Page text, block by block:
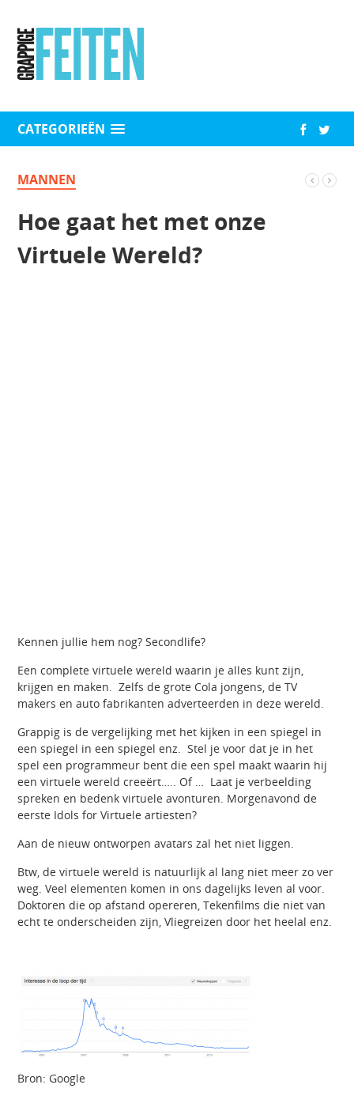
CATEGORIEËN
MANNEN
Hoe gaat het met onze
Virtuele Wereld?
Kennen jullie hem nog? Secondlife?
Een complete virtuele wereld waarin je alles kunt zijn,
krijgen en maken. Zelfs de grote Cola jongens, de TV
makers en auto fabrikanten adverteerden in deze wereld.
Grappig is de vergelijking met het kijken in een spiegel in
een spiegel in een spiegel enz. Stel je voor dat je in het
spel een programmeur bent die een spel maakt waarin hij
een virtuele wereld creeërt….. Of … Laat je verbeelding
spreken en bedenk virtuele avonturen. Morgenavond de
eerste Idols for Virtuele artiesten?
Aan de nieuw ontworpen avatars zal het niet liggen.
Btw, de virtuele wereld is natuurlijk al lang niet meer zo ver
weg. Veel elementen komen in ons dagelijks leven al voor.
Doktoren die op afstand opereren, Tekenfilms die niet van
echt te onderscheiden zijn, Vliegreizen door het heelal enz.
Bron: Google